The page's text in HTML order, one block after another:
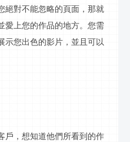
絕對不能忽略的頁面，那就
愛上您的作品的地方。您需
示您出色的影片 ，並且可以
戶，想知道他們所看到的作